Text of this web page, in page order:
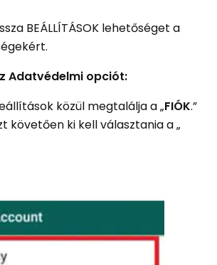
BEÁLLÍTÁSOK lehetőséget a
Adatvédelmi opciót:
közül megtalálja a „FIÓK.”
követően ki kell választania a „